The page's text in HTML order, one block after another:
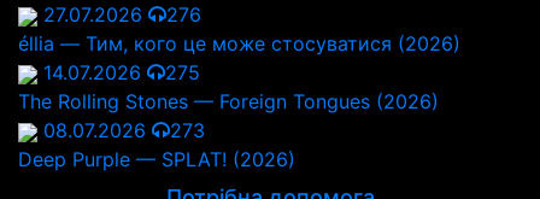
27.07.2026
276
éllia — Тим, кого це може стосуватися (2026)
14.07.2026
275
The Rolling Stones — Foreign Tongues (2026)
08.07.2026
273
Deep Purple — SPLAT! (2026)